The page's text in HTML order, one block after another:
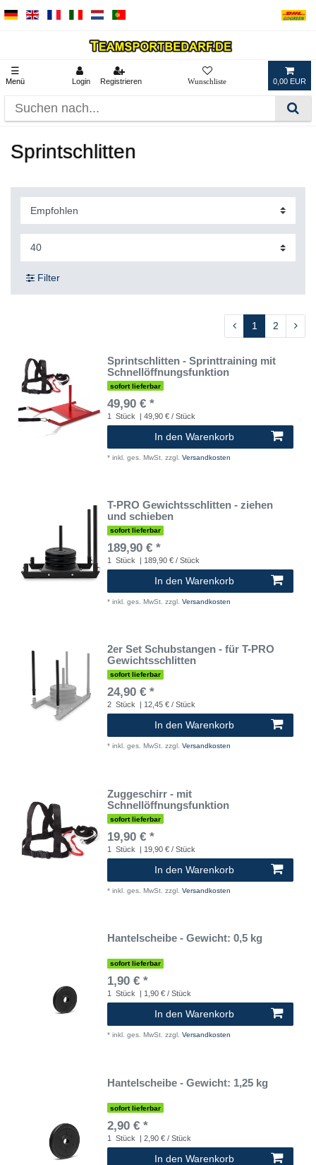
☰
Menü Login Registrieren 0,00 EUR
Sprintschlitten
Filter
1 2
Sprintschlitten - Sprinttraining mit
Schnellöffnungsfunktion
sofort lieferbar
49,90 € *
1 Stück | 49,90 € / Stück
In den Warenkorb
* inkl. ges. MwSt. zzgl. Versandkosten
T-PRO Gewichtsschlitten - ziehen
und schieben
sofort lieferbar
189,90 € *
1 Stück | 189,90 € / Stück
In den Warenkorb
* inkl. ges. MwSt. zzgl. Versandkosten
2er Set Schubstangen - für T-PRO
Gewichtsschlitten
sofort lieferbar
24,90 € *
2 Stück | 12,45 € / Stück
In den Warenkorb
* inkl. ges. MwSt. zzgl. Versandkosten
Zuggeschirr - mit
Schnellöffnungsfunktion
sofort lieferbar
19,90 € *
1 Stück | 19,90 € / Stück
In den Warenkorb
* inkl. ges. MwSt. zzgl. Versandkosten
Hantelscheibe - Gewicht: 0,5 kg
sofort lieferbar
1,90 € *
1 Stück | 1,90 € / Stück
In den Warenkorb
* inkl. ges. MwSt. zzgl. Versandkosten
Hantelscheibe - Gewicht: 1,25 kg
sofort lieferbar
2,90 € *
1 Stück | 2,90 € / Stück
In den Warenkorb